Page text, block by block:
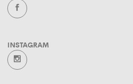
INSTAGRAM